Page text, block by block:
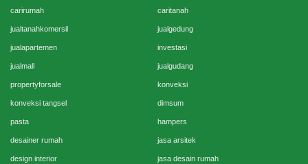
carirumah caritanah
jualtanahkomersil jualgedung
jualapartemen investasi
jualmall jualgudang
propertyforsale konveksi
konveksi tangsel dimsum
pasta hampers
desainer rumah jasa arsitek
design interior jasa desain rumah